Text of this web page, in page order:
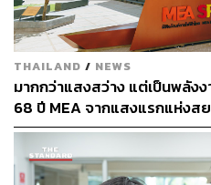
THAILAND / NEWS
มากกว่าแสงสว่าง แต่เป็นพลัง
68 ปี MEA จากแสงแรกแห่งส
เมือง ผ่าน MEA SPARK